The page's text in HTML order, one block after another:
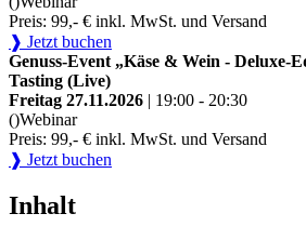
Preis: 99,- € inkl. MwSt. und Versand
❱ Jetzt buchen
Genuss-Event „Käse & Wein - Deluxe-
Tasting (Live)
Freitag 27.11.2026 | 19:00 - 20:30
()Webinar
Preis: 99,- € inkl. MwSt. und Versand
❱ Jetzt buchen
Inhalt